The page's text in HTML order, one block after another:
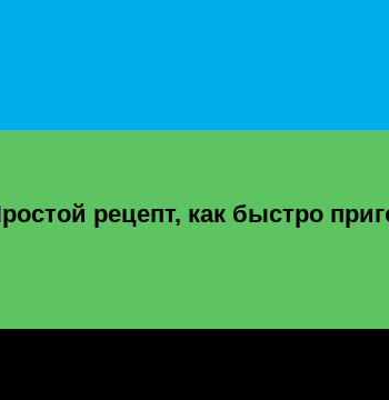
рецепт, как быстро